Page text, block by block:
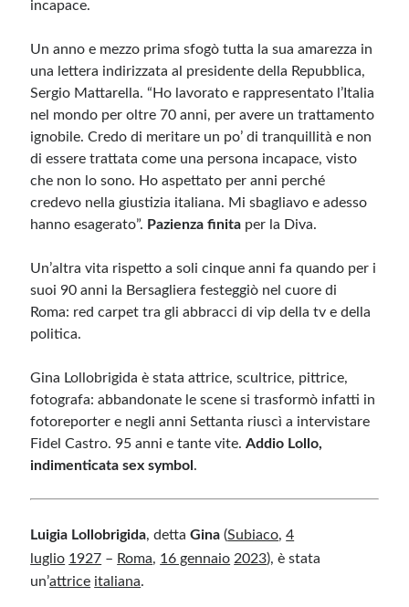
incapace.
Un anno e mezzo prima sfogò tutta la sua amarezza in
una lettera indirizzata al presidente della Repubblica,
Sergio Mattarella. “Ho lavorato e rappresentato l’Italia
nel mondo per oltre 70 anni, per avere un trattamento
ignobile. Credo di meritare un po’ di tranquillità e non
di essere trattata come una persona incapace, visto
che non lo sono. Ho aspettato per anni perché
credevo nella giustizia italiana. Mi sbagliavo e adesso
hanno esagerato”. Pazienza finita per la Diva.
Un’altra vita rispetto a soli cinque anni fa quando per i
suoi 90 anni la Bersagliera festeggiò nel cuore di
Roma: red carpet tra gli abbracci di vip della tv e della
politica.
Gina Lollobrigida è stata attrice, scultrice, pittrice,
fotografa: abbandonate le scene si trasformò infatti in
fotoreporter e negli anni Settanta riuscì a intervistare
Fidel Castro. 95 anni e tante vite.Addio Lollo,
indimenticata sex symbol .
Luigia Lollobrigida, detta Gina (Subiaco, 4
luglio 1927 – Roma, 16 gennaio 2023), è stata
un’attrice italiana.